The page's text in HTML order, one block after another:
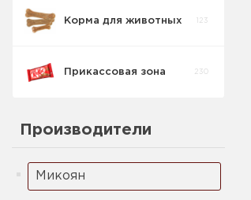
Корма для животных 123
Прикассовая зона 230
Производители
Микоян